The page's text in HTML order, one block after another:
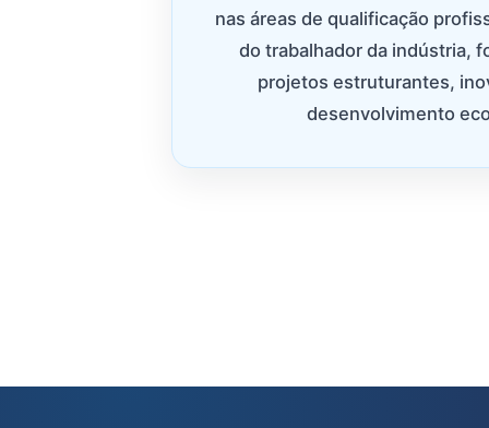
nas áreas de qualificação
do trabalhador da indústria,
projetos estruturantes,
desenvolvimento